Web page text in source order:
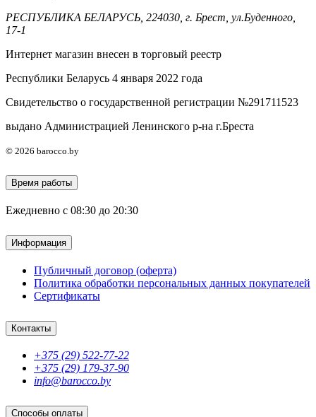
РЕСПУБЛИКА БЕЛАРУСЬ, 224030, г. Брест, ул.Буденного,
17-1
Интернет магазин внесен в торговый реестр
Республики Беларусь 4 января 2022 года
Свидетельство о государственной регистрации №291711523
выдано Администрацией Ленинского р-на г.Бреста
© 2026 barocco.by
Время работы
Ежедневно с 08:30 до 20:30
Информация
Публичный договор (оферта)
Политика обработки персональных данных покупателей
Сертификаты
Контакты
+375 (29) 522-77-22
+375 (29) 179-37-90
info@barocco.by
Способы оплаты